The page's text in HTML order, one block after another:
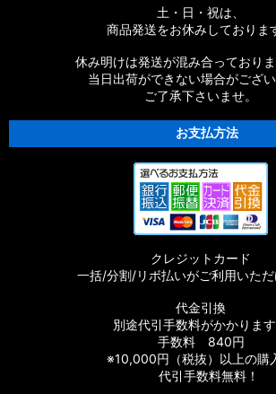
土・日・祝は、
商品発送をお休みしておりま
休み明けは発送が混み合っておりま
当日出荷ができない場合がござい
ご了承下さいませ。
お支払方法
クレジットカード
一括/分割/リボ払いがご利用いただ
代金引換
別途代引手数料がかかります
手数料 840円
※10,000円（税抜）以上の購
代引手数料無料！